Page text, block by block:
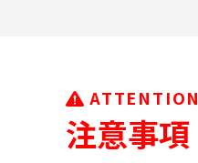
ATTENTION
注意事項